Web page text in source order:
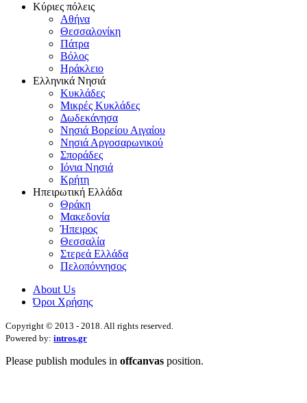
Κύριες πόλεις
Αθήνα
Θεσσαλονίκη
Πάτρα
Βόλος
Ηράκλειο
Ελληνικά Νησιά
Κυκλάδες
Μικρές Κυκλάδες
Δωδεκάνησα
Νησιά Βορείου Αιγαίου
Νησιά Αργοσαρωνικού
Σποράδες
Ιόνια Νησιά
Κρήτη
Ηπειρωτική Ελλάδα
Θράκη
Μακεδονία
Ήπειρος
Θεσσαλία
Στερεά Ελλάδα
Πελοπόννησος
About Us
Όροι Χρήσης
Copyright © 2013 - 2018. All rights reserved.
Powered by: intros.gr
Please publish modules in offcanvas position.